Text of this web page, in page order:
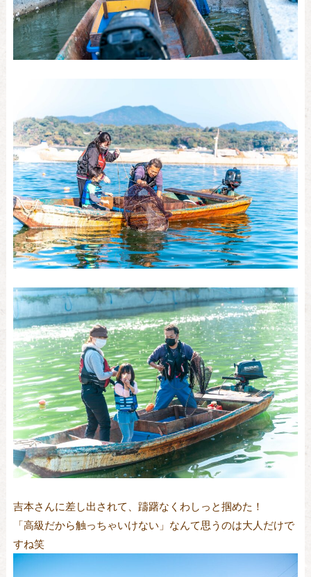
吉本さんに差し出されて、躊躇なくわしっと掴めた！
「高級だから触っちゃいけない」なんて思うのは大人だけで
すね笑